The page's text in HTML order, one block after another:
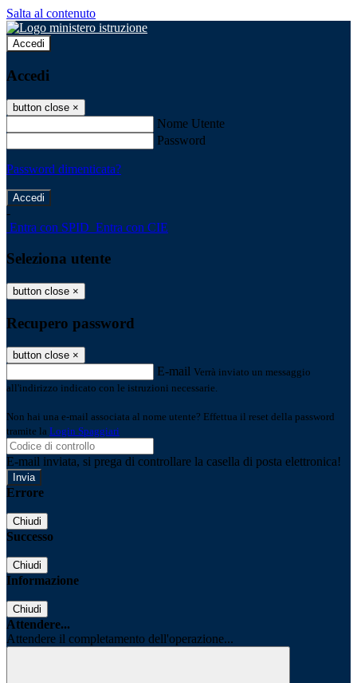
Salta al contenuto
Accedi
Accedi
button close ×
Nome Utente
Password
Password dimenticata?
-
Entra con SPID Entra con CIE
Seleziona utente
button close ×
Recupero password
button close ×
E-mail Verrà inviato un messaggio
all'indirizzo indicato con le istruzioni necessarie.
Non hai una e-mail associata al nome utente? Effettua il reset della password
tramite la Login Spaggiari
E-mail inviata, si prega di controllare la casella di posta elettronica!
Errore
Chiudi
Successo
Chiudi
Informazione
Chiudi
Attendere...
Attendere il completamento dell'operazione...